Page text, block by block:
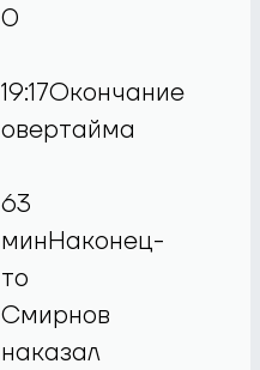
0
19:17Окончание
овертайма
63
минНаконец-
то
Смирнов
наказал